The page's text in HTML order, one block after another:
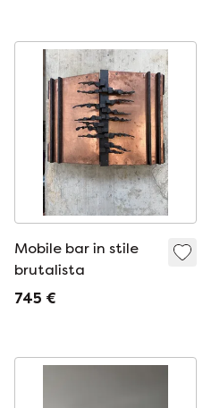
Mobile bar in stile
brutalista
745 €